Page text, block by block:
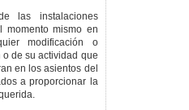
las instalaciones
momento mismo en
modificación o
de su actividad que
en los asientos del
a proporcionar la